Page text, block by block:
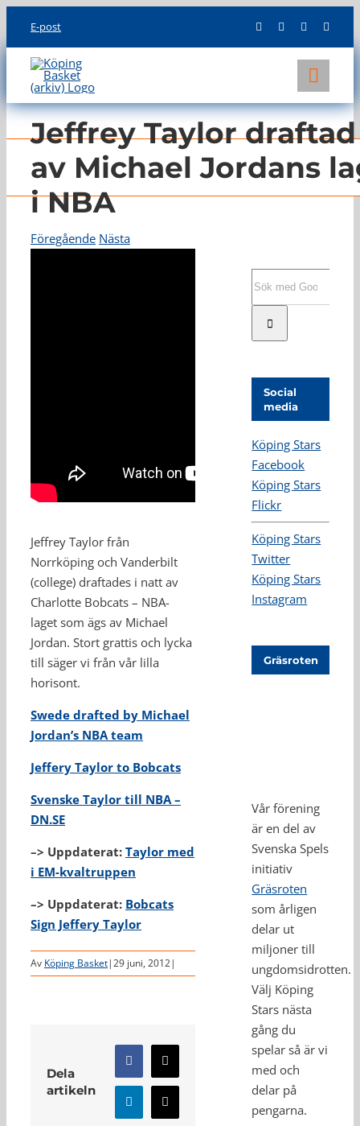
content
E-post
KLUBBEN
LAG
INFO
Jeffrey Taylor draftad
av Michael Jordans
i NBA
Föregående Nästa
Jeffrey Taylor från
Norrköping och Vanderbilt
(college) draftades i natt av
Charlotte Bobcats – NBA-
laget som ägs av Michael
Jordan. Stort grattis och lycka
till säger vi från vår lilla
horisont.
Swede drafted by Michael
Jordan’s NBA team
Jeffery Taylor to Bobcats
Svenske Taylor till NBA –
DN.SE
–> Uppdaterat: Taylor med
i EM-kvaltruppen
–> Uppdaterat: Bobcats
Sign Jeffery Taylor
Av Köping Basket|29 juni, 2012|
Dela
artikeln
Facebook
X
LinkedInE-
post
Social
media
Köping Stars
Facebook
Köping Stars
Flickr
Köping Stars
Twitter
Köping Stars
Instagram
Gräsroten
Vår förening
är en del av
Svenska Spels
initiativ
Gräsroten
som årligen
delar ut
miljoner till
ungdomsidrotten.
Välj Köping
Stars nästa
gång du
spelar så är vi
med och
delar på
pengarna.